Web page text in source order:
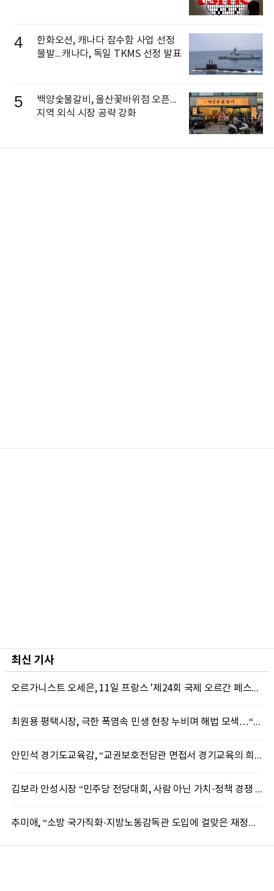
4
한화오션, 캐나다 잠수함 사업 선정
불발...캐나다, 독일 TKMS 선정 발표
5
백양숯불갈비, 울산꽃바위점 오픈...
지역 외식 시장 공략 강화
최신 기사
오르가니스트 오세은, 11일 프랑스 '제24회 국제 오르간 페스티벌' 초청 리사이틀 개최
최원용 평택시장, 극한 폭염속 민생 현장 누비며 해법 모색…“현장에 답 있다”
안민석 경기도교육감, “교권보호전담관 면접서 경기교육의 희망 봤다”
김보라 안성시장 “민주당 전당대회, 사람 아닌 가치·정책 경쟁 돼야”
추미애, “소방 국가직화·지방노동감독관 도입에 걸맞은 재정체계 완성해야”